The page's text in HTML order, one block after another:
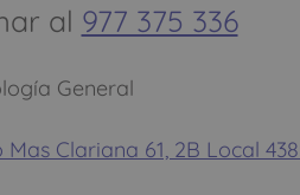
al 977 375 336
General
Mas Clariana 61, 2B Local